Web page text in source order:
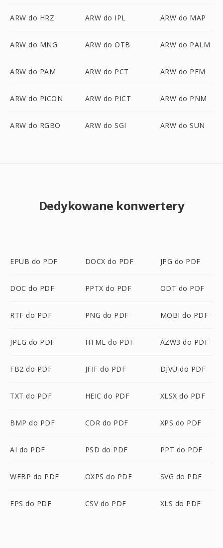
ARW do HRZ ARW do IPL ARW do MAP
ARW do MNG ARW do OTB ARW do PALM
ARW do PAM ARW do PCT ARW do PFM
ARW do PICON ARW do PICT ARW do PNM
ARW do RGBO ARW do SGI ARW do SUN
Dedykowane konwertery
EPUB do PDF DOCX do PDF JPG do PDF
DOC do PDF PPTX do PDF ODT do PDF
RTF do PDF PNG do PDF MOBI do PDF
JPEG do PDF HTML do PDF AZW3 do PDF
FB2 do PDF JFIF do PDF DJVU do PDF
TXT do PDF HEIC do PDF XLSX do PDF
BMP do PDF CDR do PDF XPS do PDF
AI do PDF PSD do PDF PPT do PDF
WEBP do PDF OXPS do PDF SVG do PDF
EPS do PDF CSV do PDF XLS do PDF